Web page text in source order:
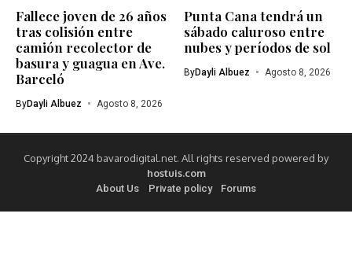
Fallece joven de 26 años
tras colisión entre
camión recolector de
basura y guagua en Ave.
Barceló
ByDayli Albuez Agosto 8, 2026
Punta Cana tendrá un
sábado caluroso entre
nubes y períodos de sol
ByDayli Albuez Agosto 8, 2026
Copyright 2024 bavarodigital.net. All rights reserved powered by
hostuis.com
About Us Private policy Forums